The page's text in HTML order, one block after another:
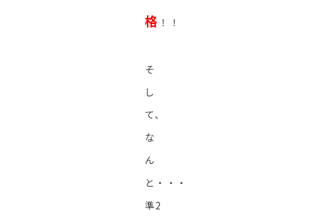
格 ！！
そ
し
て、
な
ん
と・・・
準2